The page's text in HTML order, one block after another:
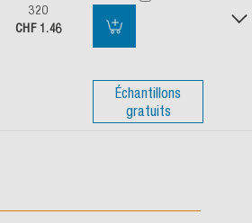
320
CHF 1.46
Échantillons
gratuits